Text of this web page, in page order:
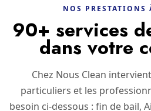
NOS PRESTATIONS
90+ services
dans votre
Chez Nous Clean
particuliers et les
besoin ci-dessous : fin de bail,